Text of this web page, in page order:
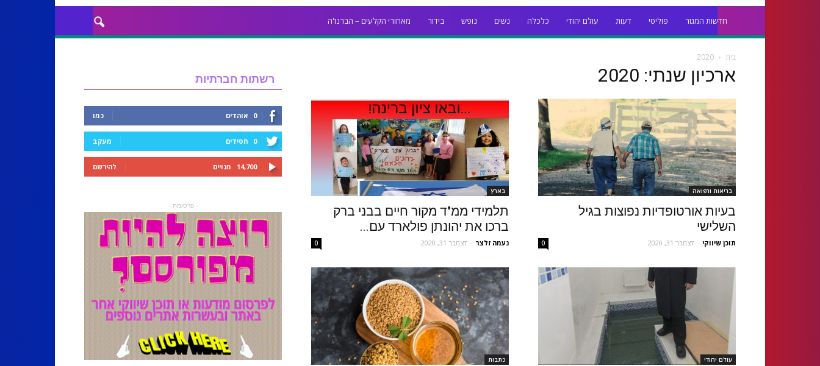
חדשות המגזר פוליטי דעות עולם יהודי כלכלה נשים נופש בידור מאחורי הקלעים – הברנז'ה
בית 2020
ארכיון שנתי: 2020
בריאות ורפואה
בעיות אורטופדיות נפוצות בגיל
השלישי
תוכן שיווקי - דצמבר 31, 2020 0
בארץ
תלמידי ממ"ד מקור חיים בבני ברק
ברכו את יהונתן פולארד עם...
נעמה זלצר - דצמבר 31, 2020 0
עולם יהודי כתבות
רשתות חברתיות
0 אוהדים כמו
0 חסידים מעקב
14,700 מנויים להירשם
- פרסומת -